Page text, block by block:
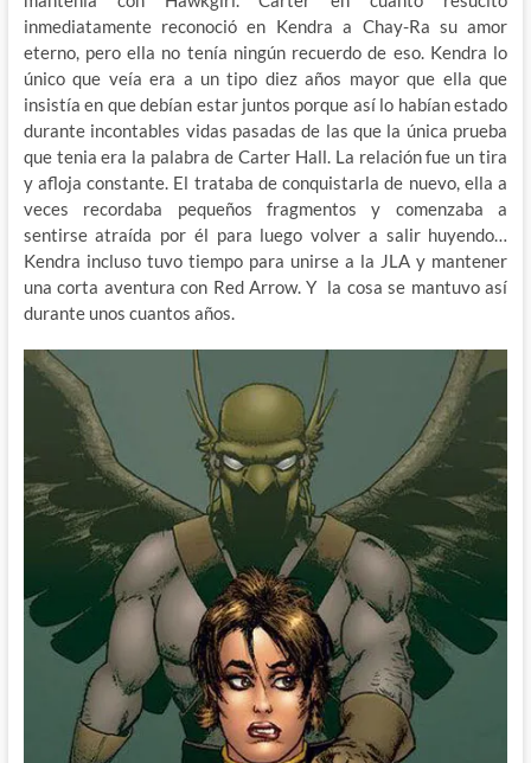
inmediatamente reconoció en Kendra a Chay-Ra su amor
eterno, pero ella no tenía ningún recuerdo de eso. Kendra lo
único que veía era a un tipo diez años mayor que ella que
insistía en que debían estar juntos porque así lo habían estado
durante incontables vidas pasadas de las que la única prueba
que tenia era la palabra de Carter Hall. La relación fue un tira
y afloja constante. El trataba de conquistarla de nuevo, ella a
veces recordaba pequeños fragmentos y comenzaba a
sentirse atraída por él para luego volver a salir huyendo…
Kendra incluso tuvo tiempo para unirse a la JLA y mantener
una corta aventura con Red Arrow. Y la cosa se mantuvo así
durante unos cuantos años.